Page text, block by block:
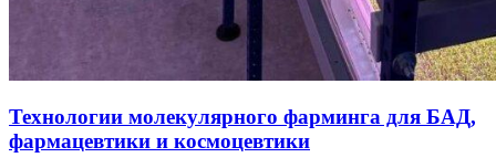
Технологии молекулярного фарминга для БАД,
фармацевтики и космоцевтики